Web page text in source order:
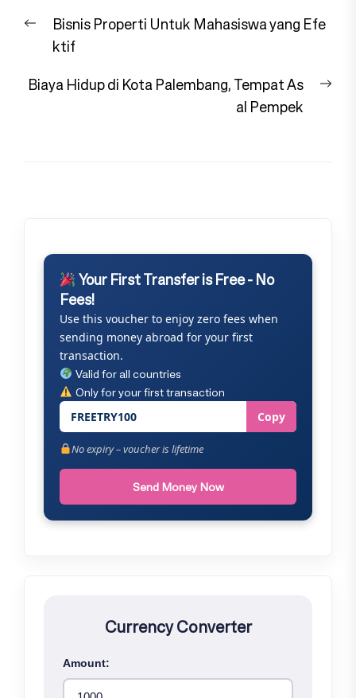
pos
Previous
post:
Bisnis Properti Untuk Mahasiswa yang Efe
ktif
Biaya Hidup di Kota Palembang, Tempat As
al Pempek
Your First Transfer is Free - No
Fees!
Use this voucher to enjoy zero fees when
sending money abroad for your first
transaction.
Valid for all countries
Only for your first transaction
FREETRY100 Copy
No expiry – voucher is lifetime
Send Money Now
Currency Converter
Amount: